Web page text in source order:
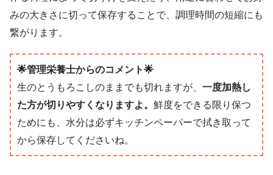
みの大きさに切って保存することで、調理時間の短縮にも
繋がります。
🌟管理栄養士からのコメント🌟
生のとうもろこしのままでも切れますが、 一度加熱し
た方が切りやすくなりますよ。 鮮度をできる限り保つ
ためにも、水分は必ずキッチンペーパーで拭き取って
から保存してくださいね。